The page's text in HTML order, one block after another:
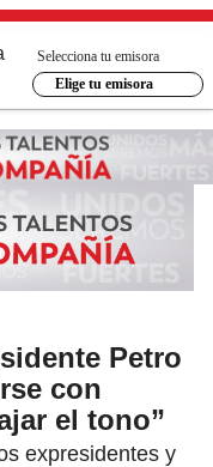
Selecciona tu emisora
Elige tu emisora
Petro
con
el tono”
expresidentes y